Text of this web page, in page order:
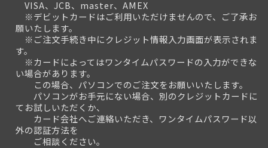
VISA、JCB、master、AMEX
※デビットカードはご利用いただけませんので、ご了承お
願いたします。
※ご注文手続き中にクレジット情報入力画面が表示されま
す。
※カードによってはワンタイムパスワードの入力ができな
い場合があります。
この場合、パソコンでのご注文をお願いいたします。
パソコンがお手元にない場合、別のクレジットカードに
てお試しいただくか、
カード会社へご連絡いただき、ワンタイムパスワード以
外の認証方法を
ご相談ください。